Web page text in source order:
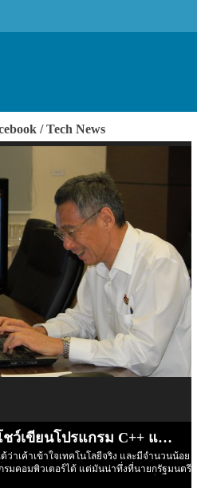
Tech News
นายกรัฐมนตรีสิงคโปร์โชว์เขียนโปรแกรม C++ แก้ปัญหาเกม Sudoku
าเค้าเข้าใจเทคโนโลยีจริง และมีจำนวนน้อย
รมคอมพิวเตอร์ได้ แต่มันน่าทึ่งที่นายกรัฐมนตรี